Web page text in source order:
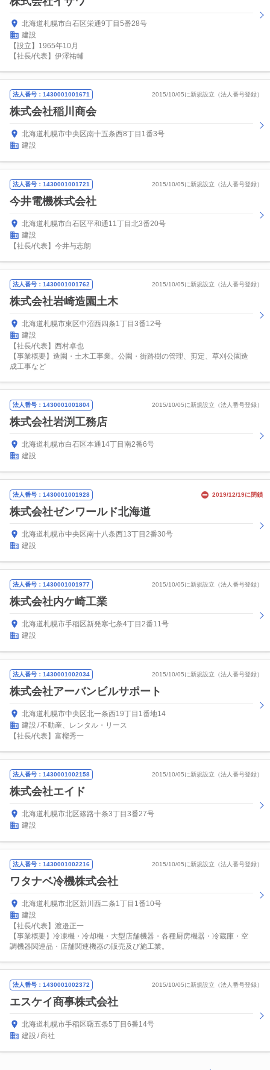
北海道札幌市白石区栄通9丁目5番28号
建設
【設立】1965年10月
【社長/代表】伊澤祐輔
法人番号：1430001001671 2015/10/05に新規設立（法人番号登録）
株式会社稲川商会
北海道札幌市中央区南十五条西8丁目1番3号
建設
法人番号：1430001001721 2015/10/05に新規設立（法人番号登録）
今井電機株式会社
北海道札幌市白石区平和通11丁目北3番20号
建設
【社長/代表】今井与志朗
法人番号：1430001001762 2015/10/05に新規設立（法人番号登録）
株式会社岩崎造園土木
北海道札幌市東区中沼西四条1丁目3番12号
建設
【社長/代表】西村卓也
【事業概要】造園・土木工事業。公園・街路樹の管理、剪定、草刈公園造
成工事など
法人番号：1430001001804 2015/10/05に新規設立（法人番号登録）
株式会社岩渕工務店
北海道札幌市白石区本通14丁目南2番6号
建設
法人番号：1430001001928 2019/12/19に閉鎖
株式会社ゼンワールド北海道
北海道札幌市中央区南十八条西13丁目2番30号
建設
法人番号：1430001001977 2015/10/05に新規設立（法人番号登録）
株式会社内ケ崎工業
北海道札幌市手稲区新発寒七条4丁目2番11号
建設
法人番号：1430001002034 2015/10/05に新規設立（法人番号登録）
株式会社アーバンビルサポート
北海道札幌市中央区北一条西19丁目1番地14
建設 不動産、レンタル・リース
【社長/代表】富樫秀一
法人番号：1430001002158 2015/10/05に新規設立（法人番号登録）
株式会社エイド
北海道札幌市北区篠路十条3丁目3番27号
建設
法人番号：1430001002216 2015/10/05に新規設立（法人番号登録）
ワタナベ冷機株式会社
北海道札幌市北区新川西二条1丁目1番10号
建設
【社長/代表】渡邉正一
【事業概要】冷凍機・冷却機・大型店舗機器・各種厨房機器・冷蔵庫・空
調機器関連品・店舗関連機器の販売及び施工業。
法人番号：1430001002372 2015/10/05に新規設立（法人番号登録）
エスケイ商事株式会社
北海道札幌市手稲区曙五条5丁目6番14号
建設 商社